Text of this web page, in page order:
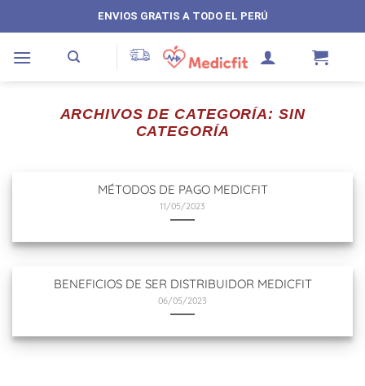
al
contenido
ENVIOS GRATIS A TODO EL PERÚ
ARCHIVOS DE CATEGORÍA: SIN
CATEGORÍA
MÉTODOS DE PAGO MEDICFIT
11/05/2023
BENEFICIOS DE SER DISTRIBUIDOR MEDICFIT
06/05/2023